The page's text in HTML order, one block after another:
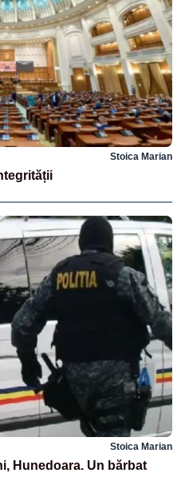
Stoica Marian
Stoica Marian
Hunedoara. Un bărbat